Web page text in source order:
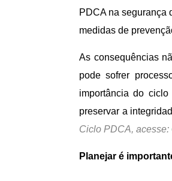
PDCA na segurança
medidas de
As consequências
pode sofrer
importância do
preservar a
Ciclo PDCA, acesse:
Planejar é